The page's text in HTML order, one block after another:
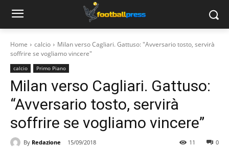
Home calcio
Milan verso Cagliari. Gattuso: "Avversario tosto, servirà
soffrire se vogliamo vincere"
calcio Primo Piano
Milan verso Cagliari. Gattuso:
“Avversario tosto, servirà
soffrire se vogliamo vincere”
By Redazione 15/09/2018 0
11